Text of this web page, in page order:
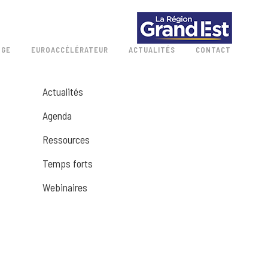
EUROACCÉLÉRATEUR ACTUALITÉS CONTACT
Actualités
Agenda
Ressources
Temps forts
Webinaires